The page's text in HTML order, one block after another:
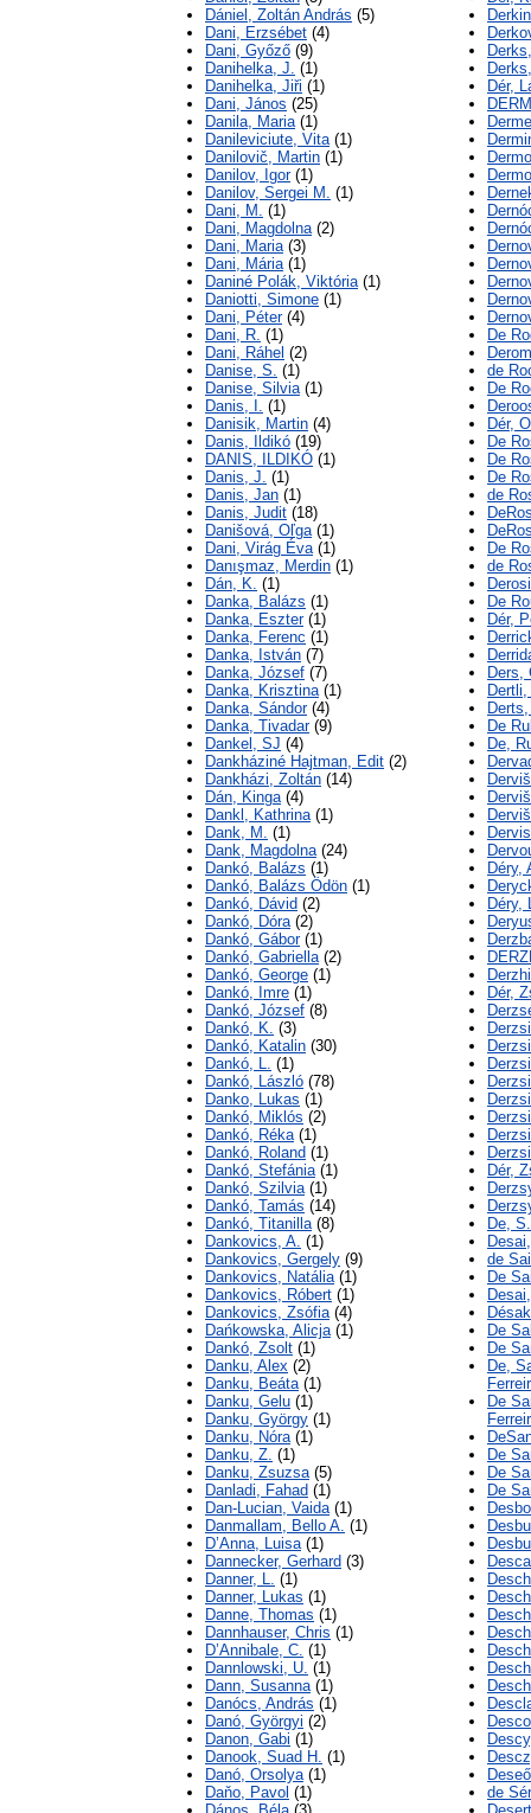
Dániel, Zoltán András (5)
Dani, Erzsébet (4)
Dani, Győző (9)
Danihelka, J. (1)
Danihelka, Jiři (1)
Dani, János (25)
Danila, Maria(1)
Danileviciute, Vita(1)
Danilovič, Martin (1)
Danilov, Igor(1)
Danilov, Sergei M. (1)
Dani, M. (1)
Dani, Magdolna(2)
Dani, Maria(3)
Dani, Mária(1)
Daniné Polák, Viktória(1)
Daniotti, Simone (1)
Dani, Péter(4)
Dani, R. (1)
Dani, Ráhel (2)
Danise, S. (1)
Danise, Silvia(1)
Danis, I. (1)
Danisik, Martin (4)
Danis, Ildikó (19)
DANIS, ILDIKÓ (1)
Danis, J. (1)
Danis, Jan (1)
Danis, Judit (18)
Danišová, Oľga(1)
Dani, Virág Éva(1)
Danışmaz, Merdin (1)
Dán, K. (1)
Danka, Balázs (1)
Danka, Eszter(1)
Danka, Ferenc (1)
Danka, István (7)
Danka, József (7)
Danka, Krisztina(1)
Danka, Sándor(4)
Danka, Tivadar(9)
Dankel, SJ (4)
Dankháziné Hajtman, Edit (2)
Dankházi, Zoltán (14)
Dán, Kinga(4)
Dankl, Kathrina(1)
Dank, M. (1)
Dank, Magdolna(24)
Dankó, Balázs (1)
Dankó, Balázs Ödön (1)
Dankó, Dávid (2)
Dankó, Dóra(2)
Dankó, Gábor(1)
Dankó, Gabriella(2)
Dankó, George (1)
Dankó, Imre (1)
Dankó, József (8)
Dankó, K. (3)
Dankó, Katalin (30)
Dankó, L. (1)
Dankó, László (78)
Danko, Lukas (1)
Dankó, Miklós (2)
Dankó, Réka(1)
Dankó, Roland (1)
Dankó, Stefánia(1)
Dankó, Szilvia(1)
Dankó, Tamás (14)
Dankó, Titanilla(8)
Dankovics, A. (1)
Dankovics, Gergely (9)
Dankovics, Natália(1)
Dankovics, Róbert (1)
Dankovics, Zsófia(4)
Dańkowska, Alicja(1)
Dankó, Zsolt (1)
Danku, Alex (2)
Danku, Beáta(1)
Danku, Gelu (1)
Danku, György (1)
Danku, Nóra(1)
Danku, Z. (1)
Danku, Zsuzsa(5)
Danladi, Fahad (1)
Dan-Lucian, Vaida(1)
Danmallam, Bello A. (1)
D’Anna, Luisa(1)
Dannecker, Gerhard (3)
Danner, L. (1)
Danner, Lukas (1)
Danne, Thomas (1)
Dannhauser, Chris (1)
D’Annibale, C. (1)
Dannlowski, U. (1)
Dann, Susanna(1)
Danócs, András (1)
Danó, Györgyi (2)
Danon, Gabi (1)
Danook, Suad H. (1)
Danó, Orsolya(1)
Daňo, Pavol (1)
Dér,
De
de
De
Dér,
De
De
De
de
De
de
De
Dér,
Ders,
De
De,
Déry,
Déry,
Dér,
Dér,
De, S.
de
De
De
De
De,
De
De
De
De
de